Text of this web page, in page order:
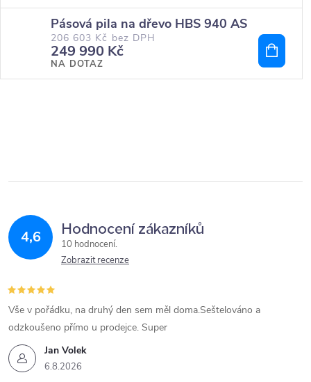
Pásová pila na dřevo HBS 940 AS
206 603 Kč bez DPH
249 990 Kč
NA DOTAZ
4,6 Hodnocení zákazníků
10 hodnocení
Zobrazit recenze
Jan Volek
6.8.2026
Vše v pořádku, na druhý den sem měl doma.Seštelováno a
odzkoušeno přímo u prodejce. Super